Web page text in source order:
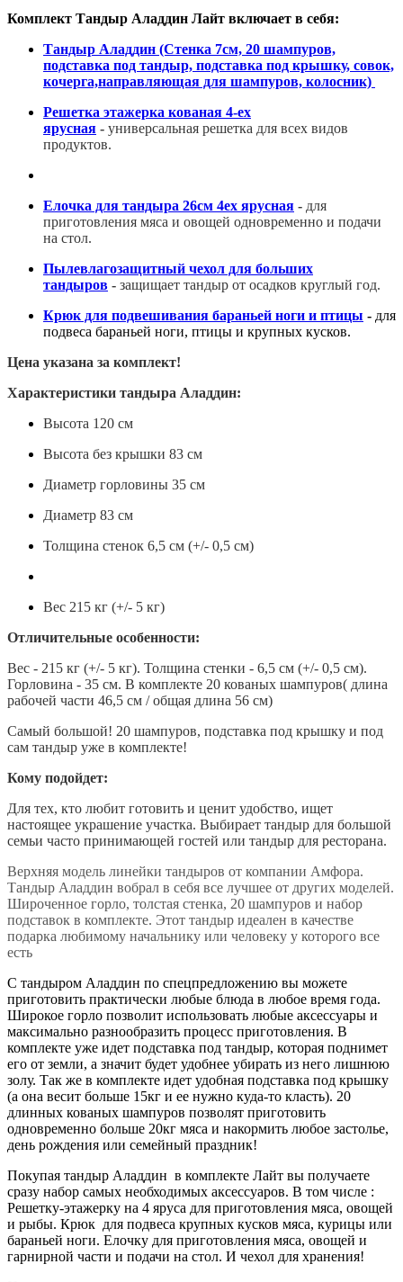
Комплект Тандыр Аладдин Лайт включает в себя:
Тандыр Аладдин (Стенка 7см, 20 шампуров,
подставка под тандыр, подставка под крышку, совок,
кочерга,направляющая для шампуров, колосник)
Решетка этажерка кованая 4-ех
ярусная - универсальная решетка для всех видов
продуктов.
Елочка для тандыра 26см 4ех ярусная - для
приготовления мяса и овощей одновременно и подачи
на стол.
Пылевлагозащитный чехол для больших
тандыров - защищает тандыр от осадков круглый год.
Крюк для подвешивания бараньей ноги и птицы - для
подвеса бараньей ноги, птицы и крупных кусков.
Цена указана за комплект!
Характеристики тандыра Аладдин:
Высота 120 см
Высота без крышки 83 см
Диаметр горловины 35 см
Диаметр 83 см
Толщина стенок 6,5 см (+/- 0,5 см)
Вес 215 кг (+/- 5 кг)
Отличительные особенности:
Вес - 215 кг (+/- 5 кг). Толщина стенки - 6,5 см (+/- 0,5 см).
Горловина - 35 см. В комплекте 20 кованых шампуров( длина
рабочей части 46,5 см / общая длина 56 см)
Самый большой! 20 шампуров, подставка под крышку и под
сам тандыр уже в комплекте!
Кому подойдет:
Для тех, кто любит готовить и ценит удобство, ищет
настоящее украшение участка. Выбирает тандыр для большой
семьи часто принимающей гостей или тандыр для ресторана.
Верхняя модель линейки тандыров от компании Амфора.
Тандыр Аладдин вобрал в себя все лучшее от других моделей.
Широченное горло, толстая стенка, 20 шампуров и набор
подставок в комплекте. Этот тандыр идеален в качестве
подарка любимому начальнику или человеку у которого все
есть
С тандыром Аладдин по спецпредложению вы можете
приготовить практически любые блюда в любое время года.
Широкое горло позволит использовать любые аксессуары и
максимально разнообразить процесс приготовления. В
комплекте уже идет подставка под тандыр, которая поднимет
его от земли, а значит будет удобнее убирать из него лишнюю
золу. Так же в комплекте идет удобная подставка под крышку
(а она весит больше 15кг и ее нужно куда-то класть). 20
длинных кованых шампуров позволят приготовить
одновременно больше 20кг мяса и накормить любое застолье,
день рождения или семейный праздник!
Покупая тандыр Аладдин в комплекте Лайт вы получаете
сразу набор самых необходимых аксессуаров. В том числе :
Решетку-этажерку на 4 яруса для приготовления мяса, овощей
и рыбы. Крюк для подвеса крупных кусков мяса, курицы или
бараньей ноги. Елочку для приготовления мяса, овощей и
гарнирной части и подачи на стол. И чехол для хранения!